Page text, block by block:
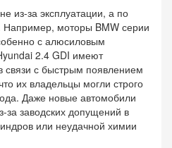
из-за эксплуатации, а по
Например, моторы BMW серии
с алюсиловым
2.4 GDI имеют
связи с быстрым появлением
их владельцы могли строго
Даже новые автомобили
за заводских допущений в
или неудачной химии